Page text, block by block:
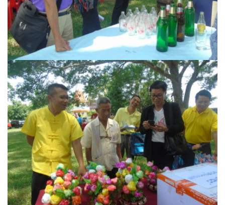
กรีนบัสทัวร์
นครน่านทัวร์
ม่วนใจ๋ตี้ขนส่ง
รถโดยสารประจำทาง น่าน – ปัว
รถโดยสารประจำทาง ปัว – บ่อเกลือ
ลักษณาคาร์เร้นท์
สมบัติทัวร์ (ทุ่งช้าง – กรุงเทพฯ)
สุวัฒนายานยนต์
ธุรกิจสปา/ร้านนวด